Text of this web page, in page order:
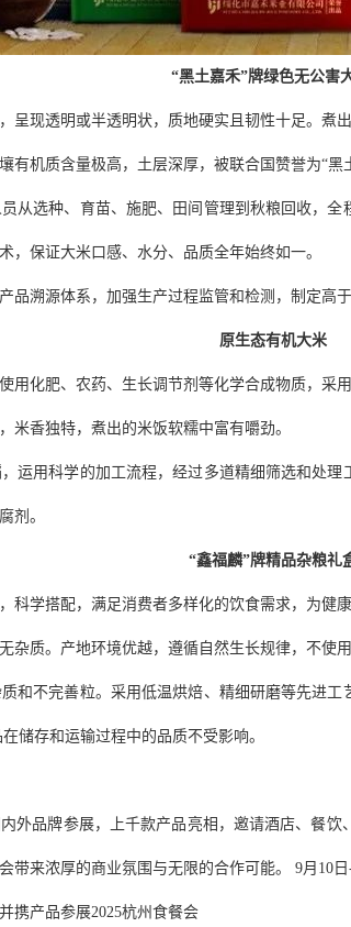
“黑土嘉禾”牌绿色无公害
现透明或半透明状，质地硬实且韧性十足。煮
机质含量极高，土层深厚，被联合国赞誉为“
从选种、育苗、施肥、田间管理到秋粮回收，
保证大米口感、水分、品质全年始终如一。
溯源体系，加强生产过程监管和检测，制定高
原生态有机大米
化肥、农药、生长调节剂等化学合成物质，采
米香独特，煮出的米饭软糯中富有嚼劲。
运用科学的加工流程，经过多道精细筛选和处
剂。
“鑫福麟”牌精品杂粮礼
学搭配，满足消费者多样化的饮食需求，为健康
质。产地环境优越，遵循自然生长规律，不使
和不完善粒。采用低温烘焙、精细研磨等先进
储存和运输过程中的品质不受影响。
外品牌参展，上千款产品亮相，邀请酒店、餐
来浓厚的商业氛围与无限的合作可能。 9月10
携产品参展2025杭州食餐会